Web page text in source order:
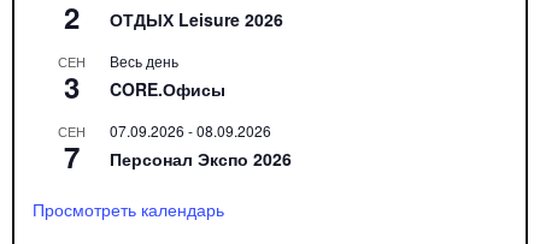
2 ОТДЫХ Leisure 2026
СЕН
3
Весь день
CORE.Офисы
СЕН
7
07.09.2026 -08.09.2026
Персонал Экспо 2026
Просмотреть календарь